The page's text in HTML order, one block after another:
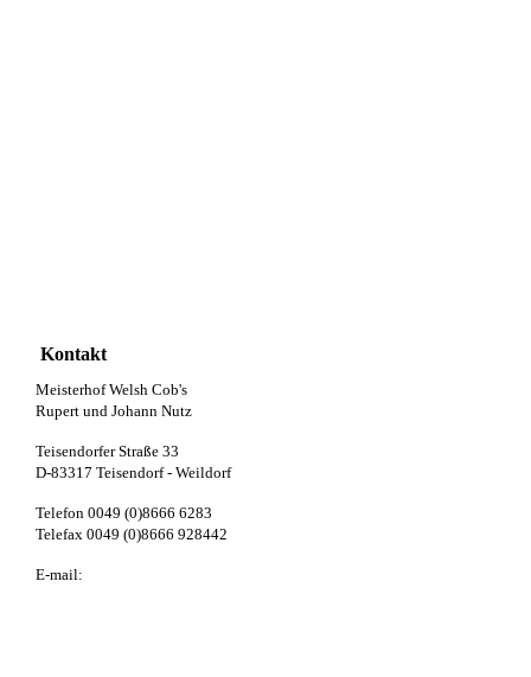
Kontakt
Meisterhof Welsh Cob's
Rupert und Johann Nutz
Teisendorfer Straße 33
D-83317 Teisendorf - Weildorf
Telefon 0049 (0)8666 6283
Telefax 0049 (0)8666 928442
E-mail: